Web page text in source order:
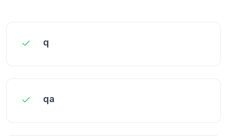
q
qa